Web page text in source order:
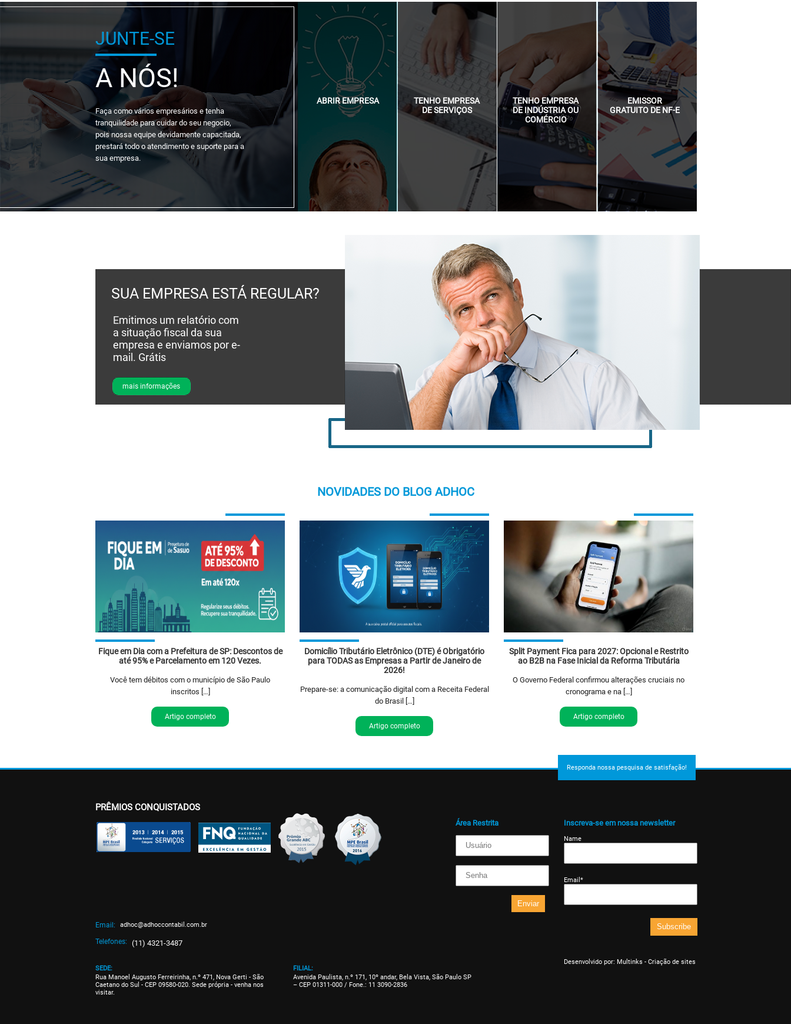
JUNTE-SE
A NÓS!
Faça como vários empresários e tenha
tranquilidade para cuidar do seu negocio,
pois nossa equipe devidamente capacitada,
prestará todo o atendimento e suporte para a
sua empresa.
ABRIR EMPRESA
TENHO EMPRESA
DE SERVIÇOS
TENHO EMPRESA
DE INDÚSTRIA OU
COMÉRCIO
EMISSOR
GRATUITO DE NF-E
SUA EMPRESA ESTÁ REGULAR?
Emitimos um relatório com
a situação fiscal da sua
empresa e enviamos por e-
mail. Grátis
mais informações
NOVIDADES DO BLOG ADHOC
Fique em Dia com a Prefeitura de SP: Descontos de
até 95% e Parcelamento em 120 Vezes.
Você tem débitos com o município de São Paulo
inscritos […]
Artigo completo
Domicílio Tributário Eletrônico (DTE) é Obrigatório
para TODAS as Empresas a Partir de Janeiro de
2026!
Prepare-se: a comunicação digital com a Receita Federal
do Brasil […]
Artigo completo
Split Payment Fica para 2027: Opcional e Restrito
ao B2B na Fase Inicial da Reforma Tributária
O Governo Federal confirmou alterações cruciais no
cronograma e na […]
Artigo completo
Responda nossa pesquisa de satisfação!
PRÊMIOS CONQUISTADOS
Área Restrita
Enviar
Inscreva-se em nossa newsletter
Name
Email*
Email: adhoc@adhoccontabil.com.br
Telefones: (11) 4321-3487
SEDE:
Rua Manoel Augusto Ferreirinha, n.º 471, Nova Gerti - São
Caetano do Sul - CEP 09580-020. Sede própria - venha nos
visitar.
FILIAL:
Avenida Paulista, n.º 171, 10º andar, Bela Vista, São Paulo SP
– CEP 01311-000 / Fone.: 11 3090-2836
Desenvolvido por: Multinks - Criação de sites